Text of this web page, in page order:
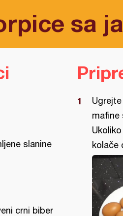
sa
slanine
crni biber
kolače